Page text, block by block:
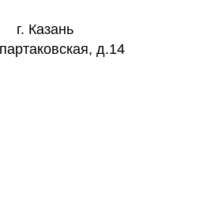
г. Казань
д.14